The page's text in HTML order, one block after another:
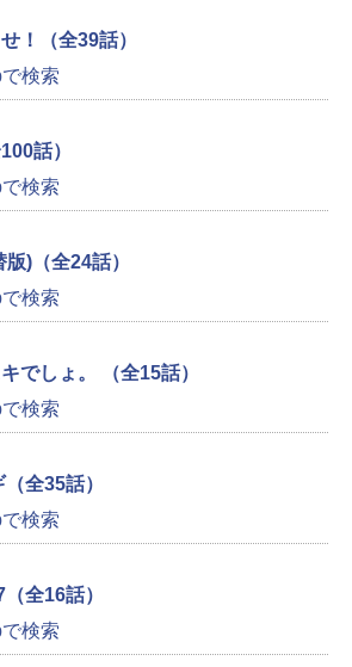
！（全39話）
検索
話）
検索
)（全24話）
検索
でしょ。 （全15話）
検索
全35話）
検索
全16話）
検索